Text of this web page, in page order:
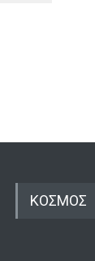
ΚΟΣΜΟΣ